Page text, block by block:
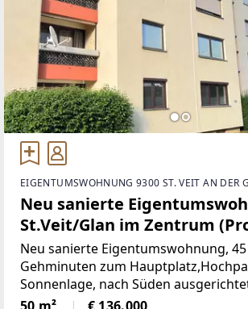
EIGENTUMSWOHNUNG 9300 ST. VEIT AN DER
Neu sanierte
St.Veit/Glan im Zentrum
Neu sanierte Eigentumswohnung,
Gehminuten zum
Sonnenlage, nach Süden
Grüne, mangelangt über nur 4 Stufen